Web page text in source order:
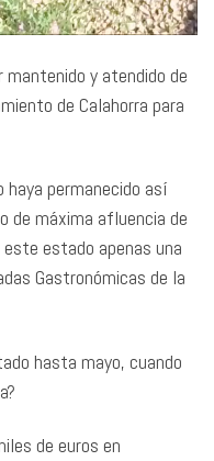
mantenido y atendido de
de Calahorra para
permanecido así
de máxima afluencia de
estado apenas una
Gastronómicas de la
hasta mayo, cuando
de euros en